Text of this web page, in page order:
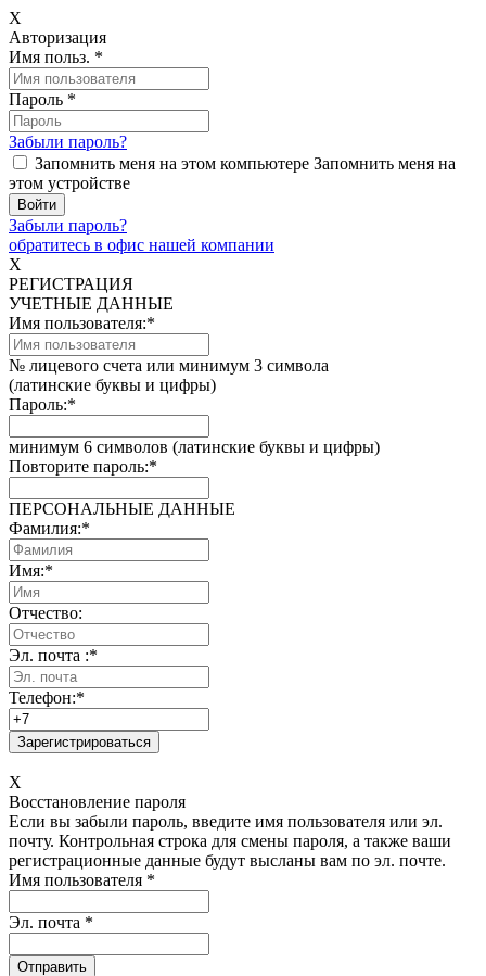
X
Авторизация
Имя польз. *
Пароль *
Забыли пароль?
Запомнить меня на этом компьютере Запомнить меня на
этом устройстве
Забыли пароль?
обратитесь в офис нашей компании
X
РЕГИСТРАЦИЯ
УЧЕТНЫЕ ДАННЫЕ
Имя пользователя:*
№ лицевого счета или минимум 3 символа
(латинские буквы и цифры)
Пароль:*
минимум 6 символов (латинские буквы и цифры)
Повторите пароль:*
ПЕРСОНАЛЬНЫЕ ДАННЫЕ
Фамилия:*
Имя:*
Отчество:
Эл. почта :*
Телефон:*
X
Восстановление пароля
Если вы забыли пароль, введите имя пользователя или эл.
почту. Контрольная строка для смены пароля, а также ваши
регистрационные данные будут высланы вам по эл. почте.
Имя пользователя *
Эл. почта *